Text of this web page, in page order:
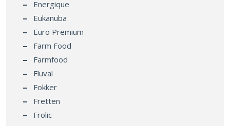
Eukanuba
Euro Premium
Farm Food
Farmfood
Fluval
Fokker
Fretten
Frolic
Goed